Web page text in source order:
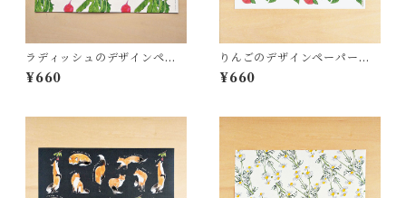
ラディッシュのデザインペー
パー WP24
¥660
りんごのデザインペーパー
WP16
¥660